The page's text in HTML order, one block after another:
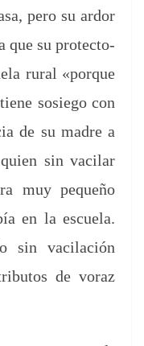
pero su ardor
que su pro­tec­to­
rur­al «porque
sosiego con
de su madre a
sin vac­ilar
muy pequeño
en la escuela.
sin vac­ilación
de voraz